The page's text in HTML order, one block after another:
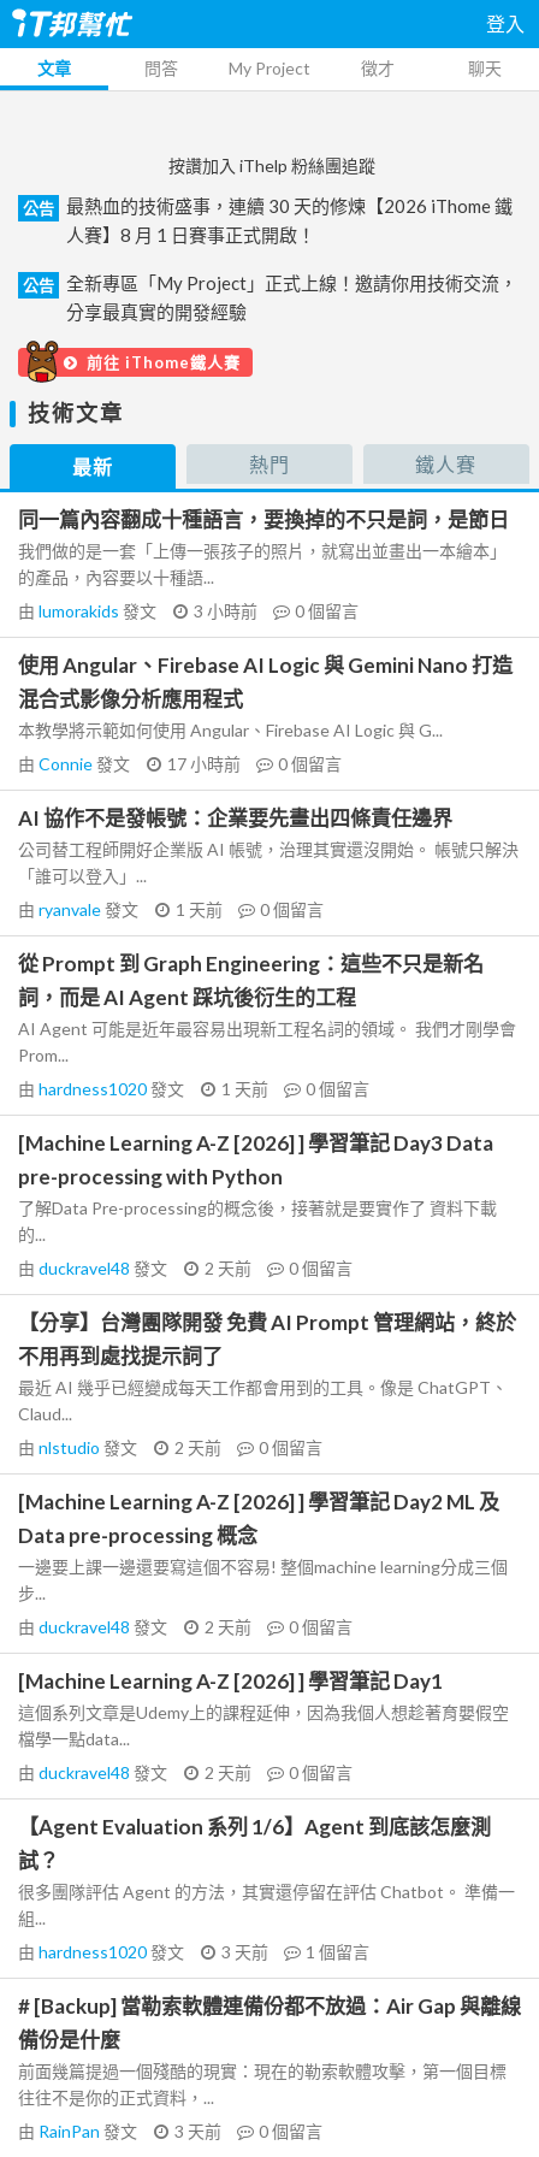
登入
文章 問答 My Project 徵才 聊天
按讚加入 iThelp 粉絲團追蹤
公告
最熱血的技術盛事，連續 30 天的修煉【2026 iThome 鐵
人賽】8 月 1 日賽事正式開啟！
公告
全新專區「My Project」正式上線！邀請你用技術交流，
分享最真實的開發經驗
前往 iThome鐵人賽
技術文章
最新 熱門 鐵人賽
同一篇內容翻成十種語言，要換掉的不只是詞，是節日
我們做的是一套「上傳一張孩子的照片，就寫出並畫出一本繪本」
的產品，內容要以十種語...
由 lumorakids 發文 3 小時前 0個留言
使用 Angular、Firebase AI Logic 與 Gemini Nano 打造
混合式影像分析應用程式
本教學將示範如何使用 Angular、Firebase AI Logic 與 G...
由 Connie發文 17 小時前 0個留言
AI 協作不是發帳號：企業要先畫出四條責任邊界
公司替工程師開好企業版 AI 帳號，治理其實還沒開始。 帳號只解決
「誰可以登入」...
由 ryanvale發文 1 天前 0個留言
從 Prompt 到 Graph Engineering：這些不只是新名
詞，而是 AI Agent 踩坑後衍生的工程
AI Agent 可能是近年最容易出現新工程名詞的領域。 我們才剛學會
Prom...
由 hardness1020發文 1 天前 0個留言
[Machine Learning A-Z [2026] ] 學習筆記 Day3 Data
pre-processing with Python
了解Data Pre-processing的概念後，接著就是要實作了 資料下載
的...
由 duckravel48 發文 2 天前 0個留言
【分享】台灣團隊開發 免費 AI Prompt 管理網站，終於
不用再到處找提示詞了
最近 AI 幾乎已經變成每天工作都會用到的工具。像是 ChatGPT、
Claud...
由 nlstudio 發文 2 天前 0個留言
[Machine Learning A-Z [2026] ] 學習筆記 Day2 ML 及
Data pre-processing 概念
一邊要上課一邊還要寫這個不容易! 整個machine learning分成三個
步...
由 duckravel48 發文 2 天前 0個留言
[Machine Learning A-Z [2026] ] 學習筆記 Day1
這個系列文章是Udemy上的課程延伸，因為我個人想趁著育嬰假空
檔學一點data...
由 duckravel48 發文 2 天前 0個留言
【Agent Evaluation 系列 1/6】Agent 到底該怎麼測
試？
很多團隊評估 Agent 的方法，其實還停留在評估 Chatbot。 準備一
組...
由 hardness1020發文 3 天前 1 個留言
# [Backup] 當勒索軟體連備份都不放過：Air Gap 與離線
備份是什麼
前面幾篇提過一個殘酷的現實：現在的勒索軟體攻擊，第一個目標
往往不是你的正式資料，...
由 RainPan 發文 3 天前 0個留言